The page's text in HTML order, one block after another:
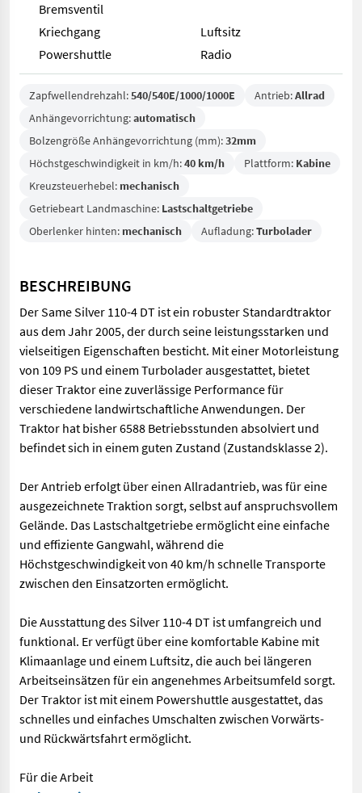
Bremsventil
Kriechgang
Luftsitz
Powershuttle
Radio
Zapfwellendrehzahl:540/540E/1000/1000E Antrieb:Allrad
Anhängevorrichtung:automatisch
Bolzengröße Anhängevorrichtung (mm):32mm
Höchstgeschwindigkeit in km/h:40 km/h Plattform: Kabine
Kreuzsteuerhebel: mechanisch
Getriebeart Landmaschine: Lastschaltgetriebe
Oberlenker hinten: mechanisch Aufladung:Turbolader
BESCHREIBUNG
Der Same Silver 110-4 DT ist ein robuster Standardtraktor
aus dem Jahr 2005, der durch seine leistungsstarken und
vielseitigen Eigenschaften besticht. Mit einer Motorleistung
von 109 PS und einem Turbolader ausgestattet, bietet
dieser Traktor eine zuverlässige Performance für
verschiedene landwirtschaftliche Anwendungen. Der
Traktor hat bisher 6588 Betriebsstunden absolviert und
befindet sich in einem guten Zustand (Zustandsklasse 2).
Der Antrieb erfolgt über einen Allradantrieb, was für eine
ausgezeichnete Traktion sorgt, selbst auf anspruchsvollem
Gelände. Das Lastschaltgetriebe ermöglicht eine einfache
und effiziente Gangwahl, während die
Höchstgeschwindigkeit von 40 km/h schnelle Transporte
zwischen den Einsatzorten ermöglicht.
Die Ausstattung des Silver 110-4 DT ist umfangreich und
funktional. Er verfügt über eine komfortable Kabine mit
Klimaanlage und einem Luftsitz, die auch bei längeren
Arbeitseinsätzen für ein angenehmes Arbeitsumfeld sorgt.
Der Traktor ist mit einem Powershuttle ausgestattet, das
schnelles und einfaches Umschalten zwischen Vorwärts-
und Rückwärtsfahrt ermöglicht.
Für die Arbeit